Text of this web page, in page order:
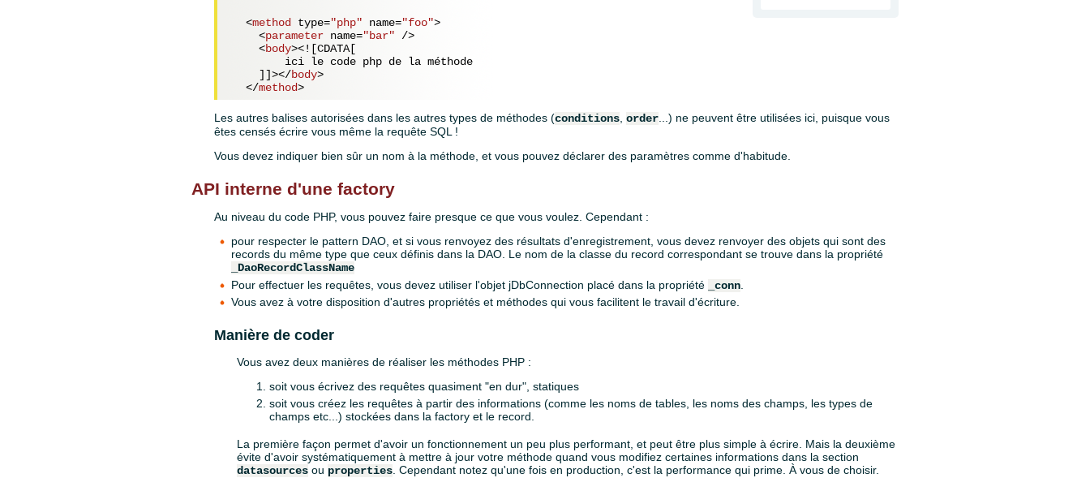
<method type="php" name="foo">
<parameter name="bar" />
<body><![CDATA[
        ici le code php de la méthode
    ]]>
</body>
</method>
Les autres balises autorisées dans les autres types de méthodes (conditions ,order ...) ne peuvent être utilisées ici, puisque vous
êtes censés écrire vous même la requête SQL !
Vous devez indiquer bien sûr un nom à la méthode, et vous pouvez déclarer des paramètres comme d'habitude.
API interne d'une factory
Au niveau du code PHP, vous pouvez faire presque ce que vous voulez. Cependant :
pour respecter le pattern DAO, et si vous renvoyez des résultats d'enregistrement, vous devez renvoyer des objets qui sont des
records du même type que ceux définis dans la DAO. Le nom de la classe du record correspondant se trouve dans la propriété
_DaoRecordClassName
Pour effectuer les requêtes, vous devez utiliser l'objet jDbConnection placé dans la propriété
_conn
Vous avez à votre disposition d'autres propriétés et méthodes qui vous facilitent le travail d'écriture.
Manière de coder
Vous avez deux manières de réaliser les méthodes PHP :
soit vous écrivez des requêtes quasiment "en dur", statiques
soit vous créez les requêtes à partir des informations (comme les noms de tables, les noms des champs, les types de
champs etc...) stockées dans la factory et le record.
La première façon permet d'avoir un fonctionnement un peu plus performant, et peut être plus simple à écrire. Mais la deuxième
évite d'avoir systématiquement à mettre à jour votre méthode quand vous modifiez certaines informations dans la section
datasources ou properties . Cependant notez qu'une fois en production, c'est la performance qui prime. À vous de choisir.